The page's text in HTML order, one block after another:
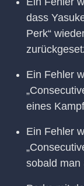
dass
Perk“
Ein Fehler
eines
Ein Fehler
sobald man